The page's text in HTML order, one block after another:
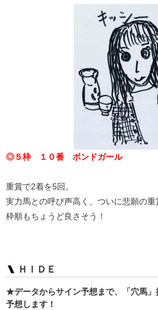
◎５枠 １０番 ボンドガール
重賞で2着を5回。
実力馬との呼び声高く、ついに悲願の重
枠順もちょうど良さそう！
ＨＩＤＥ
★データからサイン予想まで、「穴馬」
予想します！